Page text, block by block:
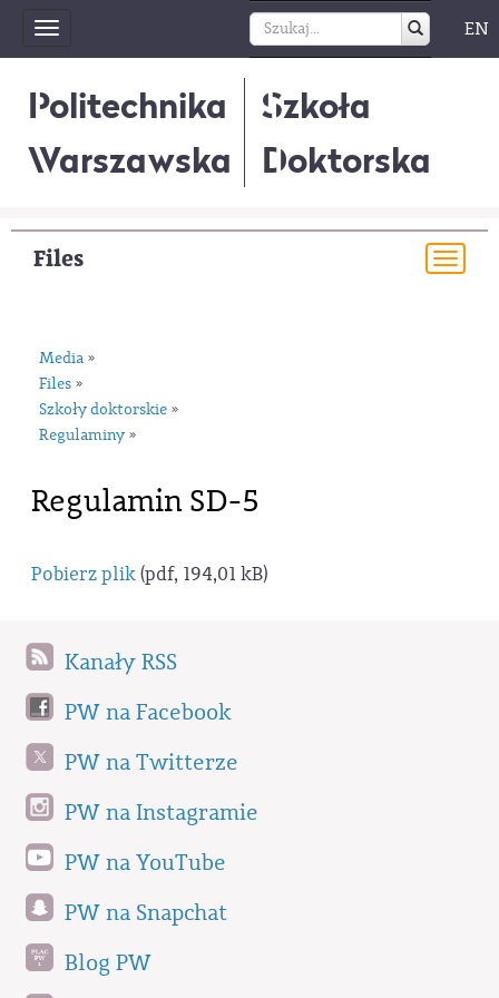
Toggle
navigation
EN
Politechnika
Warszawska
Szkoła
Doktorska
Files
Media »
Files »
Szkoły doktorskie »
Regulaminy »
Regulamin SD-5
Pobierz plik(pdf, 194,01 kB)
Kanały RSS
PW na Facebook
PW na Twitterze
PW na Instagramie
PW na YouTube
PW na Snapchat
Blog PW